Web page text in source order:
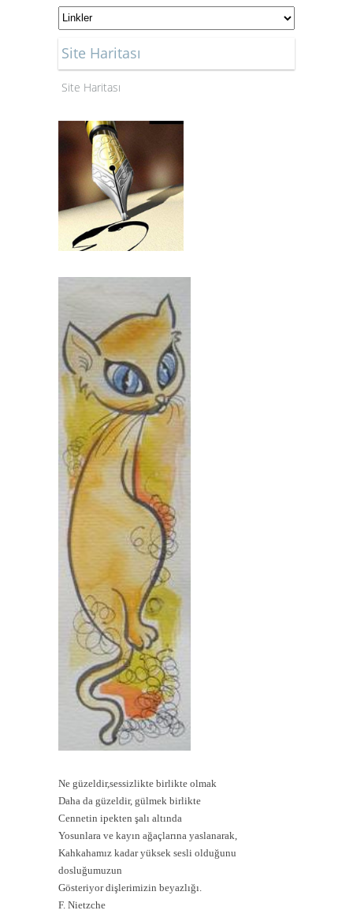
Site Haritası
Site Haritası
Ne güzeldir,sessizlikte birlikte olmak
Daha da güzeldir, gülmek birlikte
Cennetin ipekten şalı altında
Yosunlara ve kayın ağaçlarına yaslanarak,
Kahkahamız kadar yüksek sesli olduğunu
dosluğumuzun
Gösteriyor dişlerimizin beyazlığı.
F. Nietzche